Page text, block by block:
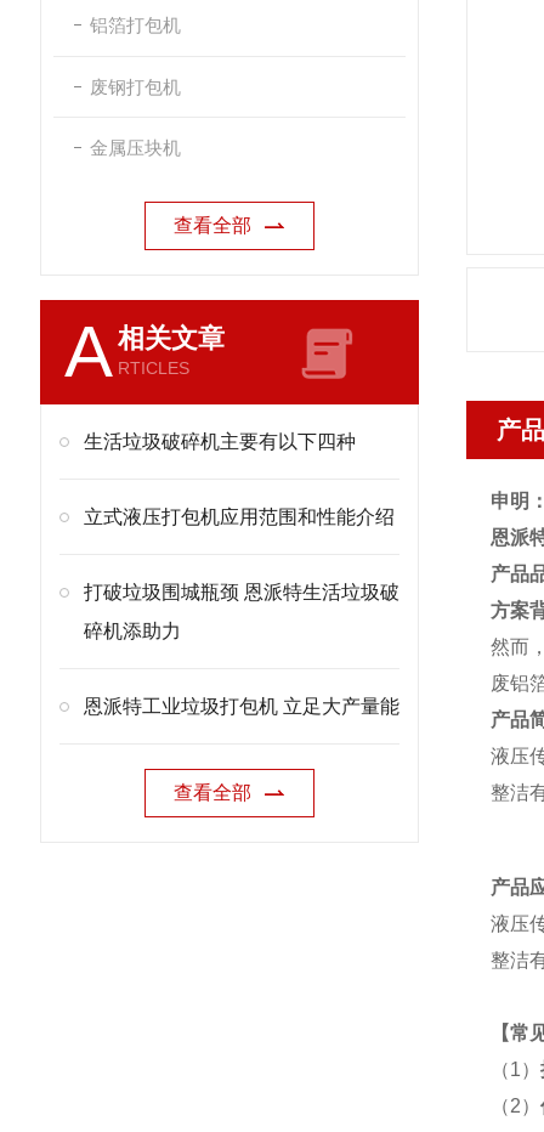
铝箔打包机
废钢打包机
金属压块机
查看全部
A相关文章
RTICLES
生活垃圾破碎机主要有以下四种
立式液压打包机应用范围和性能介绍
打破垃圾围城瓶颈 恩派特生活垃圾破
碎机添助力
恩派特工业垃圾打包机 立足大产量能
查看全部
产
申明
恩派
产品
方案
然而
废铝
产品
液压
整洁
产品
液压
整洁
【常
（1）
（2）